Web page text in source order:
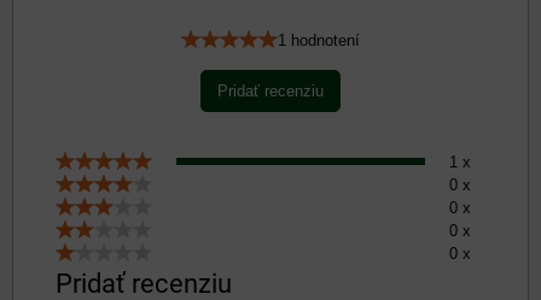
1 hodnotení
Pridať recenziu
1 x
0 x
0 x
0 x
0 x
Pridať recenziu